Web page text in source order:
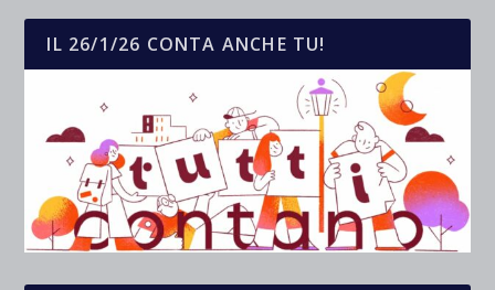
IL 26/1/26 CONTA ANCHE TU!